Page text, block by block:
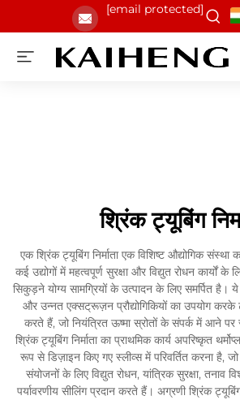
[email protected]
श्रिंक ट्यूबिंग
एक श्रिंक ट्यूबिंग निर्माता एक विशिष्ट औद्योगिक संस्था
कई उद्योगों में महत्वपूर्ण सुरक्षा और विद्युत रोधन कार्यों के
सिकुड़ने योग्य सामग्रियों के उत्पादन के लिए समर्पित है। ये
और उन्नत एक्सट्रूज़न प्रौद्योगिकियों का उपयोग करके
करते हैं, जो नियंत्रित ऊष्मा स्रोतों के संपर्क में आने
श्रिंक ट्यूबिंग निर्माता का प्राथमिक कार्य अपरिष्कृत
रूप से डिज़ाइन किए गए स्लीव्स में परिवर्तित करना है,
संयोजनों के लिए विद्युत रोधन, यांत्रिक सुरक्षा, तनाव
पर्यावरणीय सीलिंग प्रदान करते हैं। अग्रणी श्रिंक ट्यूबिंग